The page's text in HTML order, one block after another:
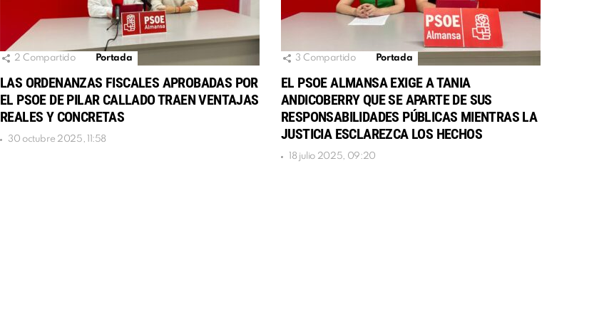
2 Compartido Portada
LAS ORDENANZAS FISCALES APROBADAS POR
EL PSOE DE PILAR CALLADO TRAEN VENTAJAS
REALES Y CONCRETAS
30 octubre 2025, 11:58
3 Compartido Portada
EL PSOE ALMANSA EXIGE A TANIA
ANDICOBERRY QUE SE APARTE DE SUS
RESPONSABILIDADES PÚBLICAS MIENTRAS LA
JUSTICIA ESCLAREZCA LOS HECHOS
18 julio 2025, 09:20